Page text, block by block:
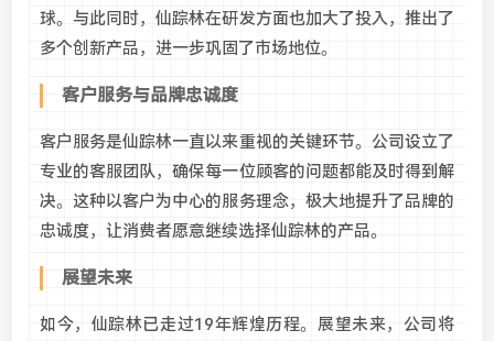
球。与此同时，仙踪林在研发方面也加大了投入，推出了
多个创新产品，进一步巩固了市场地位。
客户服务与品牌忠诚度
客户服务是仙踪林一直以来重视的关键环节。公司设立了
专业的客服团队，确保每一位顾客的问题都能及时得到解
决。这种以客户为中心的服务理念，极大地提升了品牌的
忠诚度，让消费者愿意继续选择仙踪林的产品。
展望未来
如今，仙踪林已走过19年辉煌历程。展望未来，公司将